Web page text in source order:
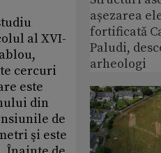
al XVI-
cercuri
este
din
de
şi este
așezarea
fortificată
Paludi,
arheologi